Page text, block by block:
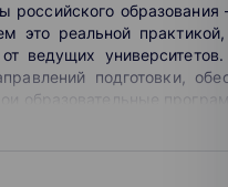
cultural centre which is
ranked 20th in QS
Russia. At present, St
and fields of study. The
applying for master’s and
российского
это реальной
ведущих
подготовки,
образовательные
– это образовательная